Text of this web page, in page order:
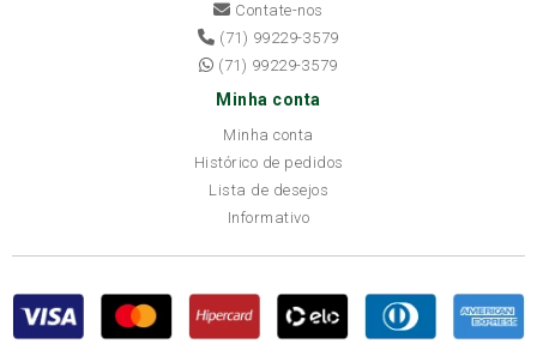
Contate-nos
(71) 99229-3579
(71) 99229-3579
Minha conta
Minha conta
Histórico de pedidos
Lista de desejos
Informativo